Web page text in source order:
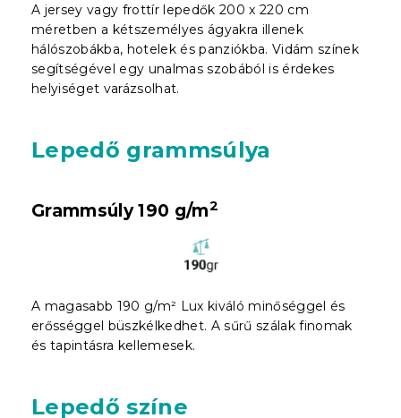
A jersey vagy frottír lepedők 200 x 220 cm
méretben a kétszemélyes ágyakra illenek
hálószobákba, hotelek és panziókba. Vidám színek
segítségével egy unalmas szobából is érdekes
helyiséget varázsolhat.
Lepedő grammsúlya
Grammsúly 190 g/m2
A magasabb 190 g/m² Lux kiváló minőséggel és
erősséggel büszkélkedhet. A sűrű szálak finomak
és tapintásra kellemesek.
Lepedő színe